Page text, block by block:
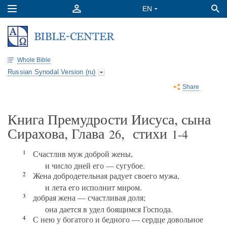
Whole Bible
Russian Synodal Version (ru)
Share
Книга Премудрости Иисуса, сына
Сирахова, Глава 26, стихи 1-4
1
Счастлив муж доброй жены,
и число дней его — сугубое.
2
Жена добродетельная радует своего мужа,
и лета его исполнит миром.
3
добрая жена — счастливая доля;
она дается в удел боящимся Господа.
4
С нею у богатого и бедного — сердце довольное